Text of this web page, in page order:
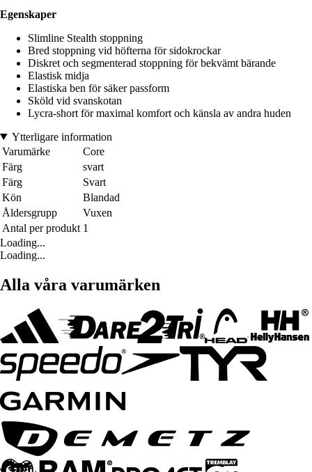
Egenskaper
Slimline Stealth stoppning
Bred stoppning vid höfterna för sidokrockar
Diskret och segmenterad stoppning för bekvämt bärande
Elastisk midja
Elastiska ben för säker passform
Sköld vid svanskotan
Lycra-short för maximal komfort och känsla av andra huden
Ytterligare information
Varumärke
Core
Färg
svart
Färg
Svart
Kön
Blandad
Åldersgrupp
Vuxen
Antal per produkt 1
Loading...
Loading...
Alla våra varumärken